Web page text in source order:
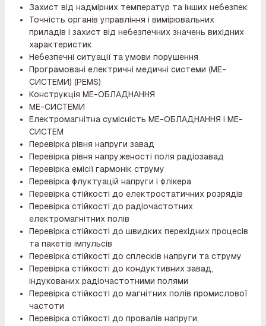
Захист від надмірних температур та інших небезпек
Точність органів управління і вимірювальних
приладів і захист від небезпечних значень вихідних
характеристик
Небезпечні ситуації та умови порушення
Програмовані електричні медичні системи (МЕ-
СИСТЕМИ) (PEMS)
Конструкція ME-ОБЛАДНАННЯ
МЕ-СИСТЕМИ
Електромагнітна сумісність ME-ОБЛАДНАННЯ і МЕ-
СИСТЕМ
Перевірка рівня напруги завад
Перевірка рівня напруженості поля радіозавад
Перевірка емісії гармонік струму
Перевірка флуктуацій напруги і флікера
Перевірка стійкості до електростатичних розрядів
Перевірка стійкості до радіочастотних
електромагнітних полів
Перевірка стійкості до швидких перехідних процесів
та пакетів імпульсів
Перевірка стійкості до сплесків напруги та струму
Перевірка стійкості до кондуктивних завад,
індукованих радіочастотними полями
Перевірка стійкості до магнітних полів промислової
частоти
Перевірка стійкості до провалів напруги,